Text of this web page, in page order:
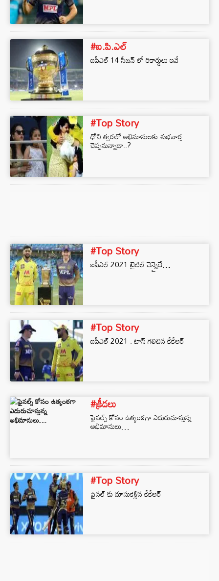
#ఐ.పి.ఎల్
ఐపీఎల్ 14 సీజన్‌ లో రికార్డులు ఇవే…
#Top Story
ధోని త్వరలో అభిమానులకు శుభవార్త
చెప్పనున్నాడా..?
#Top Story
ఐపీఎల్ 2021 టైటిల్ చెన్నైదే…
#Top Story
ఐపీఎల్ 2021 : టాస్ గెలిచిన కేకేఆర్
#క్రీడలు
ఫైనల్స్ కోసం ఉత్కంఠగా ఎదురుచూస్తున్న
అభిమానులు…
#Top Story
ఫైనల్ కు దూసుకెళ్లిన కేకేఆర్